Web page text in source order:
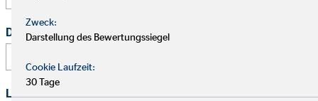
Deine Telefonnummer
Link zu Deinem Business-Profil (Xing / LinkedIn / andere)
Zweck:
Darstellung des Bewertungssiegel
Cookie Laufzeit:
30 Tage